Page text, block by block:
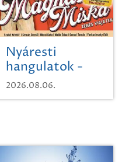
Nyáresti
hangulatok -
Mágnás Miska
2026.08.06.